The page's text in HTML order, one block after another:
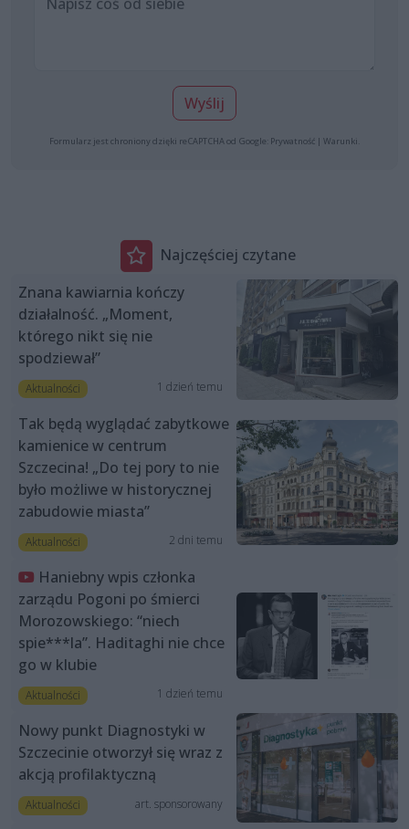
Wyślij
Formularz jest chroniony dzięki reCAPTCHA od Google: Prywatność | Warunki
Najczęściej czytane
Znana kawiarnia kończy
działalność. „Moment,
którego nikt się nie
spodziewał”
Aktualności 1 dzień temu
Tak będą wyglądać zabytkowe
kamienice w centrum
Szczecina! „Do tej pory to nie
było możliwe w historycznej
zabudowie miasta”
Aktualności 2 dni temu
Haniebny wpis członka
zarządu Pogoni po śmierci
Morozowskiego: “niech
spie***la”. Haditaghi nie chce
go w klubie
Aktualności 1 dzień temu
Nowy punkt Diagnostyki w
Szczecinie otworzył się wraz z
akcją profilaktyczną
Aktualności art. sponsorowany